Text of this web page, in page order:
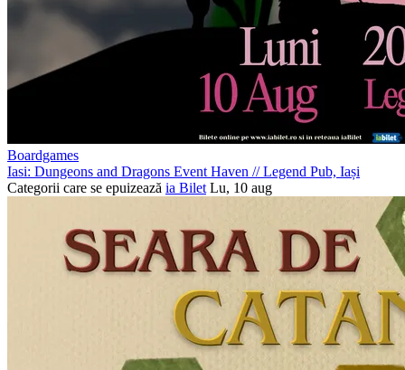
Boardgames
Iasi: Dungeons and Dragons Event Haven //Legend Pub, Iași
Categorii care se epuizează ia Bilet Lu, 10 aug